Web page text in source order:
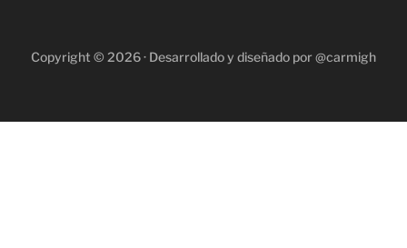
Copyright © 2026 · Desarrollado y diseñado por @carmigh